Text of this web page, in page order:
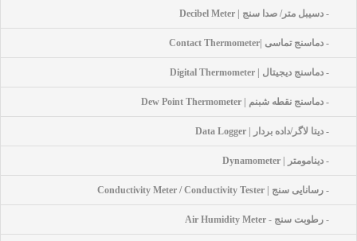
- دسیبل متر/ صدا سنج | Decibel Meter
- دماسنج تماسی |Contact Thermometer
- دماسنج دیجیتال | Digital Thermometer
- دماسنج نقطه شبنم | Dew Point Thermometer
- دیتا لاگر/داده بردار | Data Logger
- دینامومتر | Dynamometer
- رسانایی سنج | Conductivity Meter / Conductivity Tester
- رطوبت سنج - Air Humidity Meter